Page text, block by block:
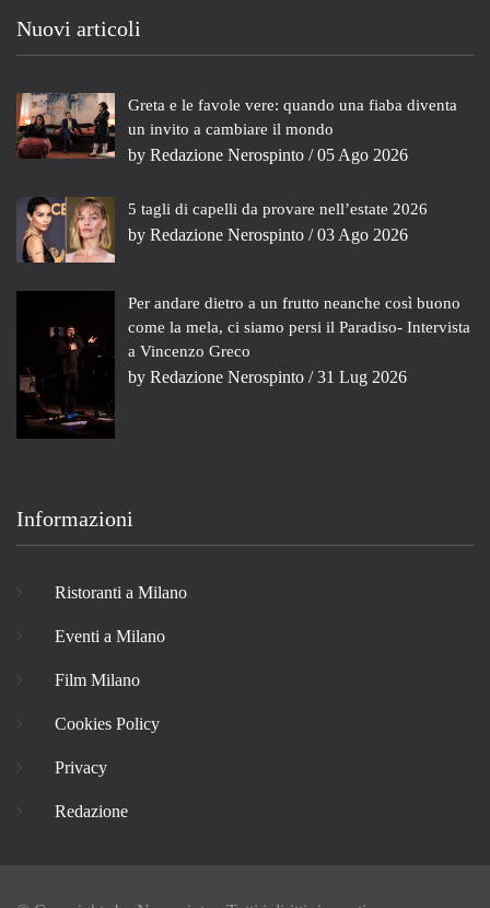
Nuovi articoli
Greta e le favole vere: quando una fiaba diventa
un invito a cambiare il mondo
by Redazione Nerospinto / 05 Ago 2026
5 tagli di capelli da provare nell’estate 2026
by Redazione Nerospinto / 03 Ago 2026
Per andare dietro a un frutto neanche così buono
come la mela, ci siamo persi il Paradiso- Intervista
a Vincenzo Greco
by Redazione Nerospinto / 31 Lug 2026
Informazioni
Ristoranti a Milano
Eventi a Milano
Film Milano
Cookies Policy
Privacy
Redazione